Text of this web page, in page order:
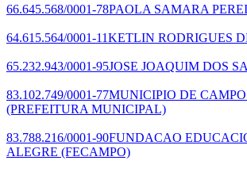
66.645.568/0001-78PAOLA SAMARA
64.615.564/0001-11KETLIN RODRIGUES
65.232.943/0001-95JOSE JOAQUIM DOS
83.102.749/0001-77MUNICIPIO DE
(PREFEITURA MUNICIPAL)
83.788.216/0001-90FUNDACAO
ALEGRE (FECAMPO)